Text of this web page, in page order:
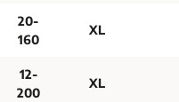
20-
160
XL
12-
200
XL